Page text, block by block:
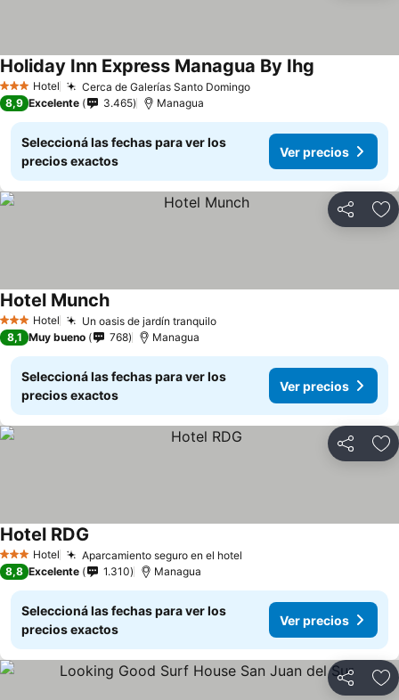
3 Estrellas
Hotel Cerca de Galerías Santo Domingo
Holiday Inn Express Managua By Ihg
8,9 Excelente 3.465 Managua
Seleccioná las fechas para ver los
precios exactos
Ver precios
Compartir
3 Estrellas
Hotel Un oasis de jardín tranquilo
Hotel Munch
8,1 Muy bueno 768 Managua
Seleccioná las fechas para ver los
precios exactos
Ver precios
Compartir
3 Estrellas
Hotel Aparcamiento seguro en el hotel
Hotel RDG
8,8 Excelente 1.310 Managua
Seleccioná las fechas para ver los
precios exactos
Ver precios
Compartir